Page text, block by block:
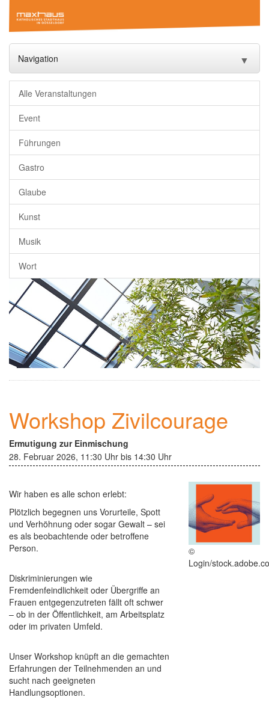
Navigation ▼
Start
Veranstaltungen
Das Maxhaus
Vermietung
Gastronomie
Downloads
Freundeskreis
Ehrenamt ▼
Einsamkeit
Kontakt
Alle Veranstaltungen
Event
Führungen
Gastro
Glaube
Kunst
Musik
Wort
Workshop Zivilcourage
Ermutigung zur Einmischung
28. Februar 2026, 11:30 Uhr bis 14:30 Uhr
Wir haben es alle schon erlebt:
Plötzlich begegnen uns Vorurteile, Spott
und Verhöhnung oder sogar Gewalt – sei
es als beobachtende oder betroffene
Person.
Diskriminierungen wie
Fremdenfeindlichkeit oder Übergriffe an
Frauen entgegenzutreten fällt oft schwer
– ob in der Öffentlichkeit, am Arbeitsplatz
oder im privaten Umfeld.
Unser Workshop knüpft an die gemachten
Erfahrungen der Teilnehmenden an und
sucht nach geeigneten
Handlungsoptionen.
©
Login/